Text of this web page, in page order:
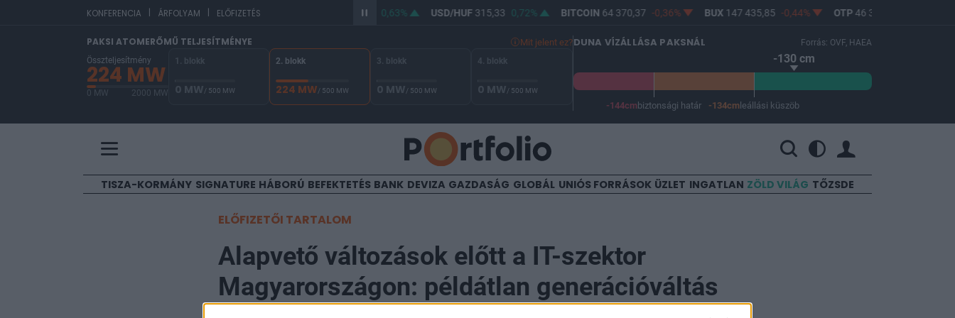
KONFERENCIA | ÁRFOLYAM | ELŐFIZETÉS 363,99 0,63% USD/HUF315,33 0,72% BITCOIN64 370,37 -0,36% BUX147 435,85 -0,44% OTP46 340
PAKSI ATOMERŐMŰ TELJESÍTMÉNYE Mit jelent ez?
Összteljesítmény
224 MW
0 MW 2000 MW
1. blokk
0 MW/ 500 MW
2. blokk
224 MW/ 500 MW
3. blokk
0 MW/ 500 MW
4. blokk
0 MW/ 500 MW
DUNA VÍZÁLLÁSA PAKSNÁL Forrás: OVF, HAEA
-130 cm
-144cm biztonsági határ -134cm leállási küszöb
TISZA-KORMÁNY SIGNATURE HÁBORÚ BEFEKTETÉS BANK DEVIZA GAZDASÁG GLOBÁL UNIÓS FORRÁSOK ÜZLET INGATLAN ZÖLD VILÁG TŐZSDE
ELŐFIZETŐI TARTALOM
Alapvető változások előtt a IT-szektor
Magyarországon: példátlan generációváltás